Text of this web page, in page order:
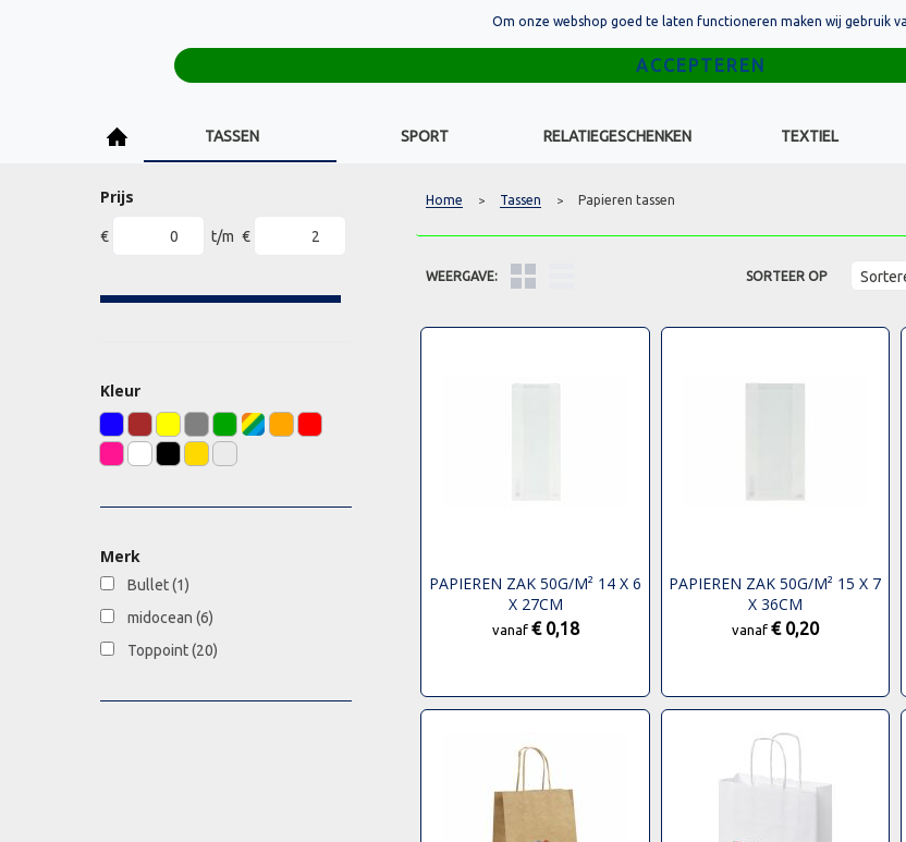
TASSEN SPORT RELATIEGESCHENKEN TEXTIEL
Prijs
€ t/m €
Kleur
Merk
Bullet (1)
midocean (6)
Toppoint (20)
Home > Tassen > Papieren tassen
WEERGAVE: SORTEER OP
PAPIEREN ZAK 50G/M² 14 X 6
X 27CM
vanaf € 0,18
PAPIEREN ZAK 50G/M² 15 X 7
X 36CM
vanaf € 0,20
Om onze webshop goed te laten functioneren maken wij gebruik